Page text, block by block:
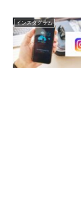
インスタグラム